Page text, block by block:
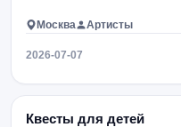
Москва Артисты
2026-07-07
Квесты для детей